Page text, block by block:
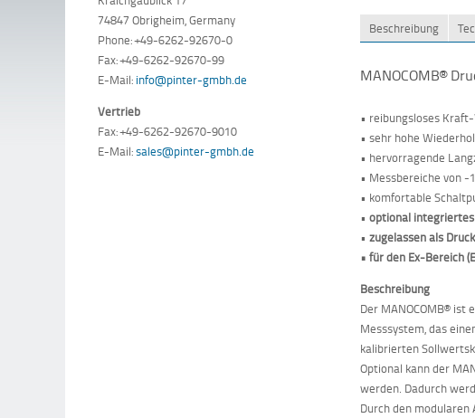
Beschreibung
MANOCOMB®
• reibungsloses
• sehr hohe
• hervorragende
• Messbereiche von -
• komfortable
•optional
•zugelassen als
• für den Ex-Bereich
Beschreibung
Der MANOCOMB®
Messsystem, das
kalibrierten
Optional kann der
werden. Dadurch
Durch den
74847 Obrigheim, Germany
Phone: +49-6262-92670-0
Fax: +49-6262-92670-99
E-Mail: info@pinter-gmbh.de
Vertrieb
Fax: +49-6262-92670-9010
E-Mail:sales@pinter-gmbh.de